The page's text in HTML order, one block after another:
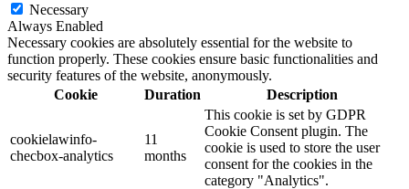
Necessary
Always Enabled
Necessary cookies are absolutely essential for the website to
function properly. These cookies ensure basic functionalities and
security features of the website, anonymously.
Cookie
Duration Description
cookielawinfo-
checbox-analytics
11
months
This cookie is set by GDPR
Cookie Consent plugin. The
cookie is used to store the user
consent for the cookies in the
category "Analytics".